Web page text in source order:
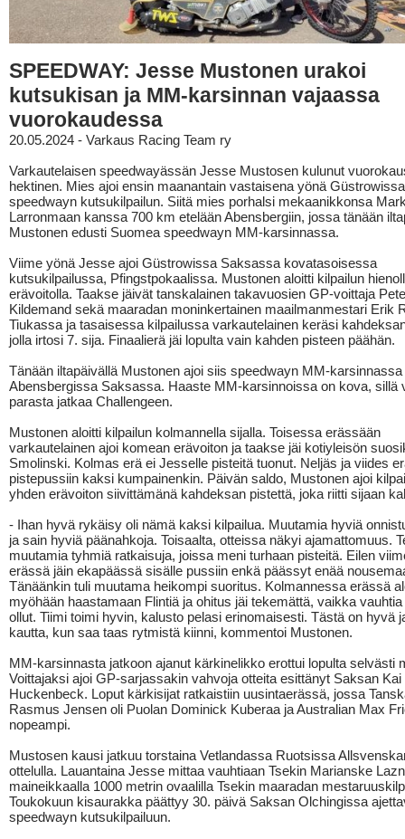
SPEEDWAY: Jesse Mustonen urakoi
kutsukisan ja MM-karsinnan vajaassa
vuorokaudessa
20.05.2024 - Varkaus Racing Team ry
Varkautelaisen speedwayässän Jesse Mustosen kulunut
hektinen. Mies ajoi ensin maanantain vastaisena yönä
speedwayn kutsukilpailun. Siitä mies porhalsi mekaanikkonsa
Larronmaan kanssa 700 km etelään Abensbergiin, jossa tänään
Mustonen edusti Suomea speedwayn MM-karsinnassa.
Viime yönä Jesse ajoi Güstrowissa Saksassa kovatasoisessa
kutsukilpailussa, Pfingstpokaalissa. Mustonen aloitti kilpailun
erävoitolla. Taakse jäivät tanskalainen takavuosien GP-voittaja
Kildemand sekä maaradan moninkertainen maailmanmestari Erik
Tiukassa ja tasaisessa kilpailussa varkautelainen keräsi
jolla irtosi 7. sija. Finaalierä jäi lopulta vain kahden pisteen päähän.
Tänään iltapäivällä Mustonen ajoi siis speedwayn MM-karsinnassa
Abensbergissa Saksassa. Haaste MM-karsinnoissa on kova, sillä
parasta jatkaa Challengeen.
Mustonen aloitti kilpailun kolmannella sijalla. Toisessa erässään
varkautelainen ajoi komean erävoiton ja taakse jäi kotiyleisön
Smolinski. Kolmas erä ei Jesselle pisteitä tuonut. Neljäs ja viides
pistepussiin kaksi kumpainenkin. Päivän saldo, Mustonen ajoi
yhden erävoiton siivittämänä kahdeksan pistettä, joka riitti sijaan
- Ihan hyvä rykäisy oli nämä kaksi kilpailua. Muutamia hyviä
ja sain hyviä päänahkoja. Toisaalta, otteissa näkyi ajamattomuus.
muutamia tyhmiä ratkaisuja, joissa meni turhaan pisteitä. Eilen
erässä jäin ekapäässä sisälle pussiin enkä päässyt enää
Tänäänkin tuli muutama heikompi suoritus. Kolmannessa erässä
myöhään haastamaan Flintiä ja ohitus jäi tekemättä, vaikka
ollut. Tiimi toimi hyvin, kalusto pelasi erinomaisesti. Tästä on hyvä
kautta, kun saa taas rytmistä kiinni, kommentoi Mustonen.
MM-karsinnasta jatkoon ajanut kärkinelikko erottui lopulta selvästi
Voittajaksi ajoi GP-sarjassakin vahvoja otteita esittänyt Saksan Kai
Huckenbeck. Loput kärkisijat ratkaistiin uusintaerässä, jossa
Rasmus Jensen oli Puolan Dominick Kuberaa ja Australian Max
nopeampi.
Mustosen kausi jatkuu torstaina Vetlandassa Ruotsissa
ottelulla. Lauantaina Jesse mittaa vauhtiaan Tsekin Marianske
maineikkaalla 1000 metrin ovaalilla Tsekin maaradan
Toukokuun kisaurakka päättyy 30. päivä Saksan Olchingissa
speedwayn kutsukilpailuun.